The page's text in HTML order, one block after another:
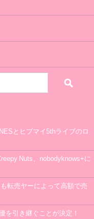
とヒプマイ5thライブのロ
Nuts、nobodyknows+に
転売ヤーによって高額で売
を引き継ぐことが決定！